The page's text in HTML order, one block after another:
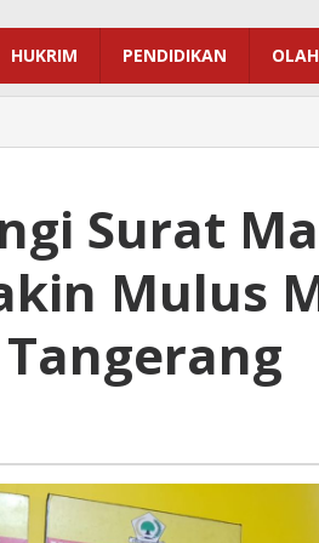
HUKRIM PENDIDIKAN
Surat
Mulus